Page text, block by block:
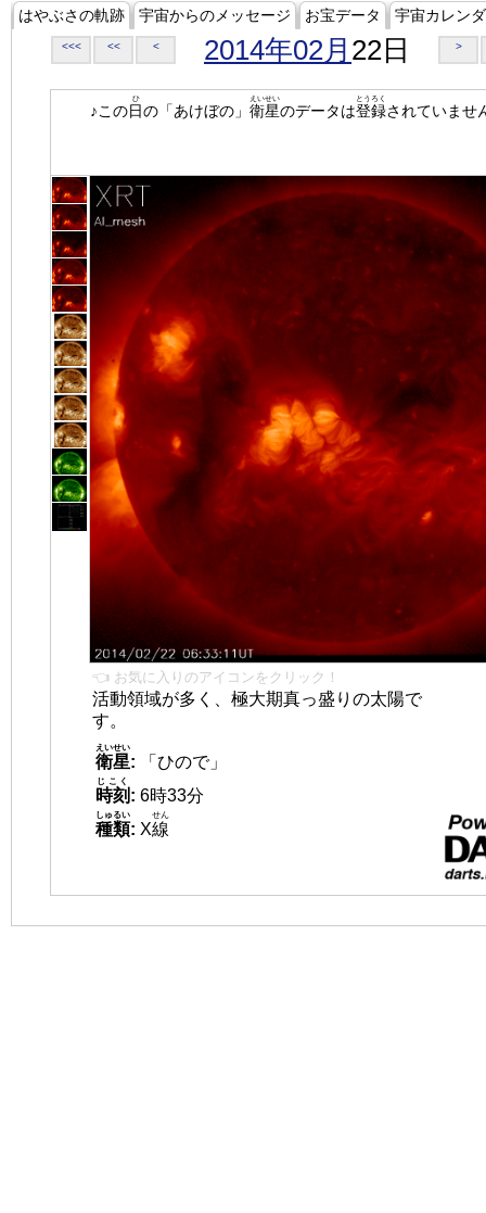
はやぶさの軌跡 宇宙からのメッセージ お宝データ 宇宙カレン
<<< << < 2014年02月 22日 >
♪この日
ひ
の「あけぼの」 衛星
えいせい
のデータは登録
とうろく
されていませ
👈 お気に入りのアイコンをクリック！
活動領域が多く、極大期真っ盛りの太陽で
す。
衛星
えいせい
:
「ひので」
時刻
じこく
: 6時33分
種類
しゅるい
: X線
せん